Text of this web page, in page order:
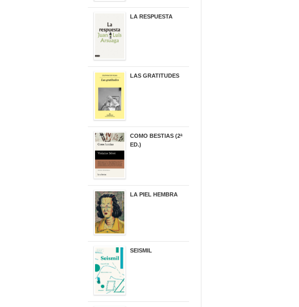
LA RESPUESTA
LAS GRATITUDES
COMO BESTIAS (2ª
ED.)
LA PIEL HEMBRA
SEISMIL